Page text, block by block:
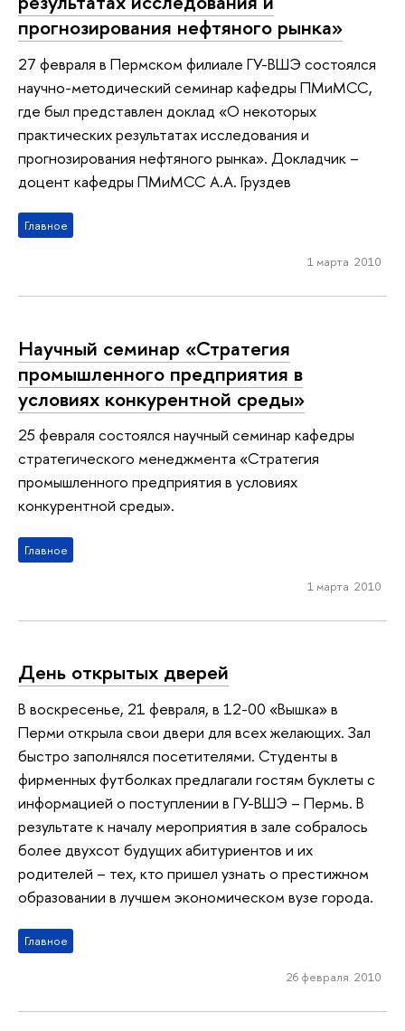
прогнозирования нефтяного рынка»
27 февраля в Пермском филиале ГУ-ВШЭ состоялся
научно-методический семинар кафедры ПМиМСС,
где был представлен доклад «О некоторых
практических результатах исследования и
прогнозирования нефтяного рынка». Докладчик –
доцент кафедры ПМиМСС А.А. Груздев
Главное
1 марта 2010
Научный семинар «Стратегия
промышленного предприятия в
условиях конкурентной среды»
25 февраля состоялся научный семинар кафедры
стратегического менеджмента «Стратегия
промышленного предприятия в условиях
конкурентной среды».
Главное
1 марта 2010
День открытых дверей
В воскресенье, 21 февраля, в 12-00 «Вышка» в
Перми открыла свои двери для всех желающих. Зал
быстро заполнялся посетителями. Студенты в
фирменных футболках предлагали гостям буклеты с
информацией о поступлении в ГУ-ВШЭ – Пермь. В
результате к началу мероприятия в зале собралось
более двухсот будущих абитуриентов и их
родителей – тех, кто пришел узнать о престижном
образовании в лучшем экономическом вузе города.
Главное
26 февраля 2010